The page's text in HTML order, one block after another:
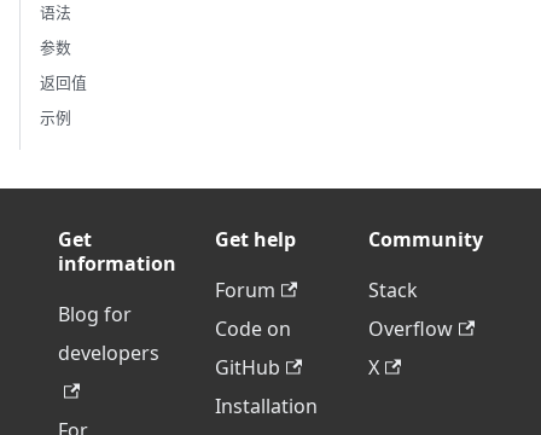
语法
参数
返回值
示例
Get
information
Blog for
developers
Get help
Forum
Code on
GitHub
Installation
Community
Stack
Overflow
X